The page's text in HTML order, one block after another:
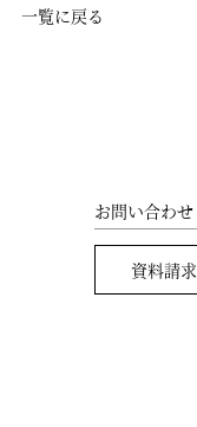
一覧に戻る
お問い合わせ
資料請求